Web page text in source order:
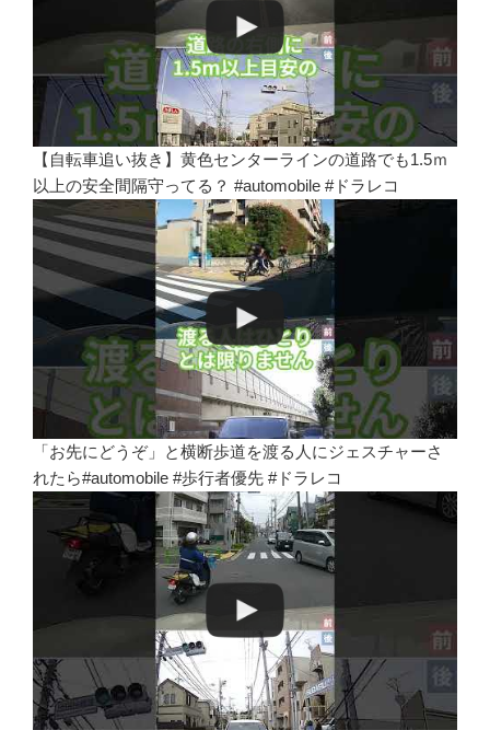
【自転車追い抜き】黄色センターラインの道路でも1.5ｍ
以上の安全間隔守ってる？ #automobile #ドラレコ
「お先にどうぞ」と横断歩道を渡る人にジェスチャーさ
れたら#automobile #歩行者優先 #ドラレコ